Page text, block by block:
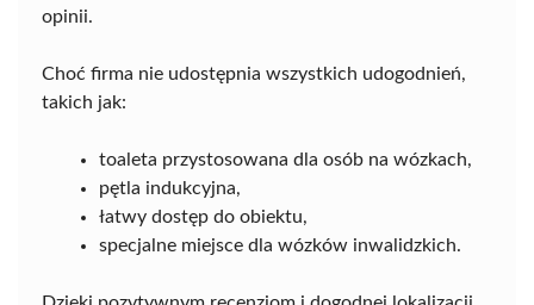
opinii.
Choć firma nie udostępnia wszystkich udogodnień,
takich jak:
toaleta przystosowana dla osób na wózkach,
pętla indukcyjna,
łatwy dostęp do obiektu,
specjalne miejsce dla wózków inwalidzkich.